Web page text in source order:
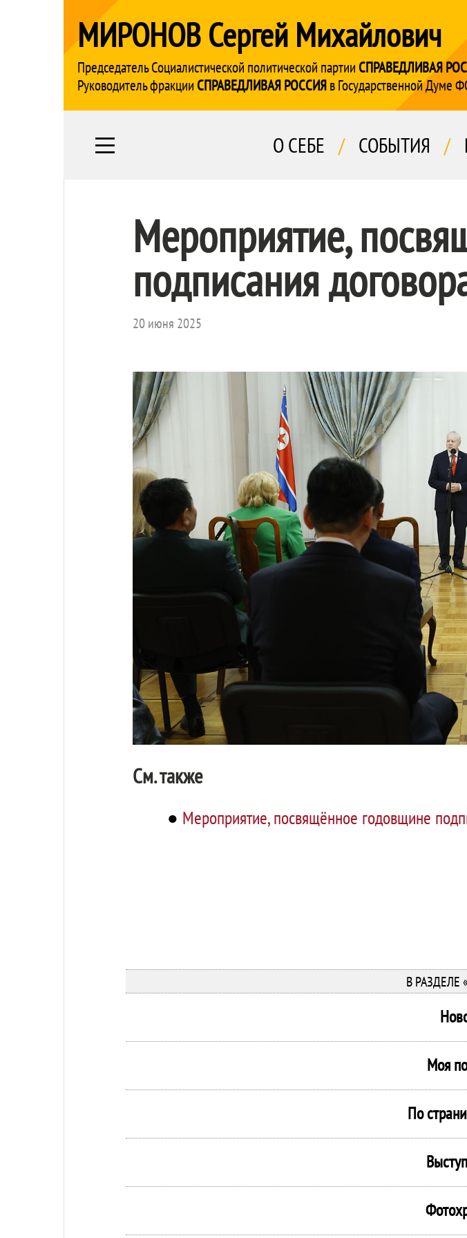
МИРОНОВ Сергей Михайлович
Председатель Социалистической политической партии СПРАВЕДЛИВАЯ
Руководитель фракции СПРАВЕДЛИВАЯ РОССИЯв Государственной Думе
О СЕБЕ / СОБЫТИЯ /
Мероприятие,
подписания
20 июня 2025
См. также
● Мероприятие, посвящённое годовщине
В РАЗДЕЛЕ
Моя
По